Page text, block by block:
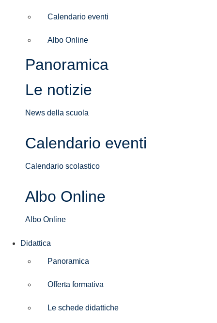
Calendario eventi
Albo Online
Panoramica
Le notizie
News della scuola
Calendario eventi
Calendario scolastico
Albo Online
Albo Online
Didattica
Panoramica
Offerta formativa
Le schede didattiche